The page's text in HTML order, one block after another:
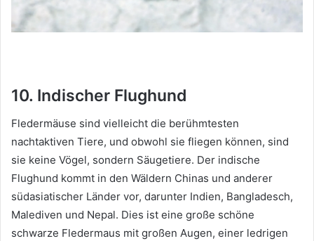
10. Indischer Flughund
Fledermäuse sind vielleicht die berühmtesten
nachtaktiven Tiere, und obwohl sie fliegen können, sind
sie keine Vögel, sondern Säugetiere. Der indische
Flughund kommt in den Wäldern Chinas und anderer
südasiatischer Länder vor, darunter Indien, Bangladesch,
Malediven und Nepal. Dies ist eine große schöne
schwarze Fledermaus mit großen Augen, einer ledrigen